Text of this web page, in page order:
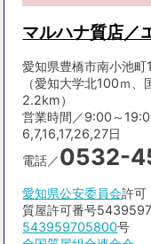
マルハナ質店／
愛知県豊橋市南小池
（愛知大学北100ｍ
2.2km）
営業時間／9:00～
6,7,16,17,26,27日
電話／0532-
愛知県公安委員会許可
質屋許可番号
543959705800号